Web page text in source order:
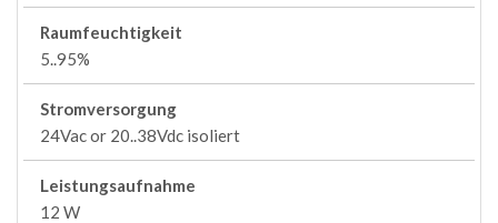
Raumfeuchtigkeit
5..95%
Stromversorgung
24Vac or 20..38Vdc isoliert
Leistungsaufnahme
12 W